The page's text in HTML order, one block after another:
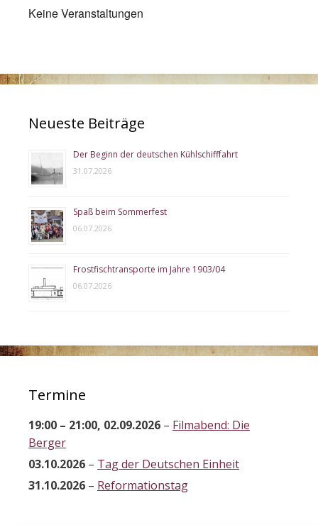
Keine Veranstaltungen
Neueste Beiträge
Der Beginn der deutschen Kühlschifffahrt
31.07.2026
Spaß beim Sommerfest
06.07.2026
Frostfischtransporte im Jahre 1903/04
06.07.2026
Termine
19:00 – 21:00, 02.09.2026 – Filmabend: Die
Berger
03.10.2026 – Tag der Deutschen Einheit
31.10.2026 – Reformationstag